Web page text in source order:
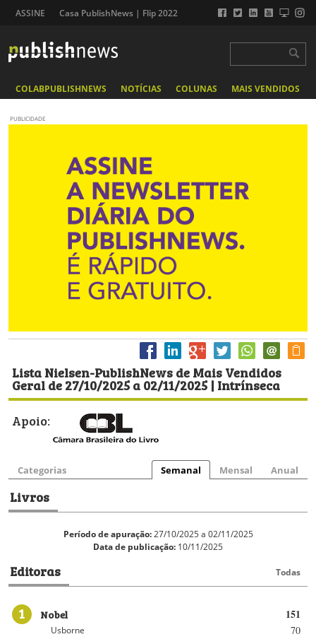
ASSINE Casa PublishNews | Flip 2022
COLABPUBLISHNEWS NOTÍCIAS COLUNAS MAIS VENDIDOS
PUBLICIDADE
Lista Nielsen-PublishNews de Mais Vendidos
Geral de 27/10/2025 a 02/11/2025 | Intrínseca
Apoio:
Categorias Semanal Mensal Anual
Livros
Período de apuração:27/10/2025 a 02/11/2025
Data de publicação: 10/11/2025
Editoras Todas
1 151
Nobel
70
Usborne